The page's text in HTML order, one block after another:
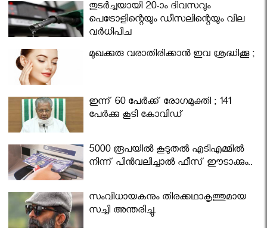
തുടർച്ചയായി 20-ാം ദിവസവും
പെട്രോളിന്റെയും ഡീസലിന്റെയും വില
വര്‍ധിപ്പിച്ചു
മുഖക്കുരു വരാതിരിക്കാന്‍ ഇവ ശ്രദ്ധിക്കൂ ;
ഇന്ന് 60 പേർക്ക് രോഗമുക്തി ; 141
പേര്‍ക്കു കൂടി കോവിഡ്
5000 രൂപയിൽ കൂടുതൽ എടിഎമ്മിൽ
നിന്ന് പിൻവലിച്ചാൽ ഫീസ് ഈടാക്കും..
സംവിധായകനും തിരക്കഥാകൃത്തുമായ
സച്ചി അന്തരിച്ചു.